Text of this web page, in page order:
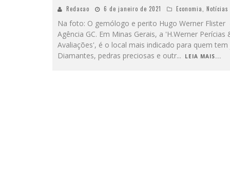
Redacao 6 de janeiro de 2021 Economia Notícias
Na foto: O gemólogo e perito Hugo Werner Flister
Agência GC. Em Minas Gerais, a 'H.Werner Perícias
Avaliações', é o local mais indicado para quem tem
Diamantes, pedras preciosas e outr... LEIA MAIS...